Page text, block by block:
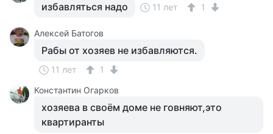
избавляться надо 11 лет 1
Алексей Батогов
Рабы от хозяев не избавляются.
11 лет
1
Константин Огарков
хозяева в своём доме не говняют,это
квартиранты